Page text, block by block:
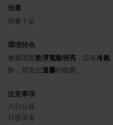
份量
份量十足
環境特色
餐廳環境乾淨寬敞明亮 ，設有 冷氣
飾，營造出溫馨的氛圍。
注意事項
六日公休
只收現金